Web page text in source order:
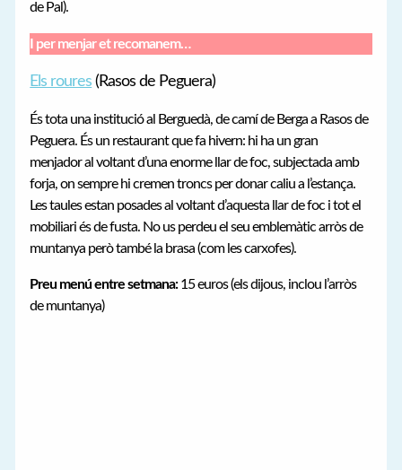
de Pal).
I per menjar et recomanem…
Els roures (Rasos de Peguera)
És tota una institució al Berguedà, de camí de Berga a Rasos de
Peguera. És un restaurant que fa hivern: hi ha un gran
menjador al voltant d’una enorme llar de foc, subjectada amb
forja, on sempre hi cremen troncs per donar caliu a l’estança.
Les taules estan posades al voltant d’aquesta llar de foc i tot el
mobiliari és de fusta. No us perdeu el seu emblemàtic arròs de
muntanya però també la brasa (com les carxofes).
Preu menú entre setmana:15 euros (els dijous, inclou l’arròs
de muntanya)